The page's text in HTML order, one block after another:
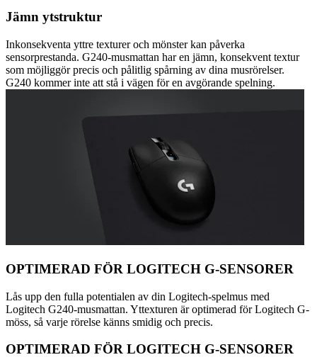
Jämn ytstruktur
Inkonsekventa yttre texturer och mönster kan påverka
sensorprestanda. G240-musmattan har en jämn, konsekvent textur
som möjliggör precis och pålitlig spårning av dina musrörelser.
G240 kommer inte att stå i vägen för en avgörande spelning.
OPTIMERAD FÖR LOGITECH G-SENSORER
Lås upp den fulla potentialen av din Logitech-spelmus med
Logitech G240-musmattan. Yttexturen är optimerad för Logitech G-
möss, så varje rörelse känns smidig och precis.
OPTIMERAD FÖR LOGITECH G-SENSORER